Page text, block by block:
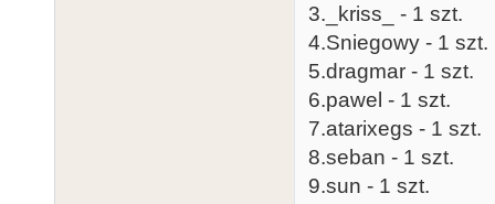
3._kriss_ - 1 szt.
4.Sniegowy - 1 szt.
5.dragmar - 1 szt.
6.pawel - 1 szt.
7.atarixegs - 1 szt.
8.seban - 1 szt.
9.sun - 1 szt.